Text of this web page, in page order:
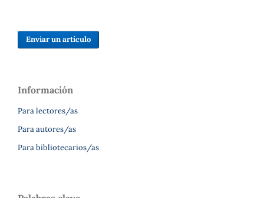
Enviar un artículo
Información
Para lectores/as
Para autores/as
Para bibliotecarios/as